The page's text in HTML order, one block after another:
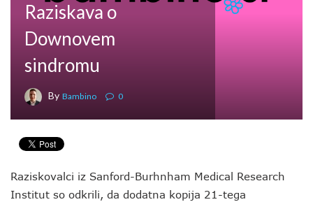
Raziskava o
Downovem
sindromu
By Bambino 0
Raziskovalci iz Sanford-Burhnham Medical Research
Institut so odkrili, da dodatna kopija 21-tega